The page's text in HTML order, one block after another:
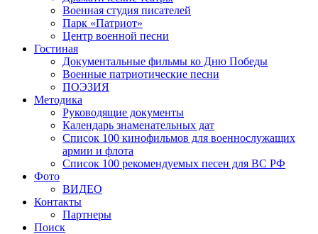
Военная студия писателей
Парк «Патриот»
Центр военной песни
Гостиная
Документальные фильмы ко Дню Победы
Военные патриотические песни
ПОЭЗИЯ
Методика
Руководящие документы
Календарь знаменательных дат
Список 100 кинофильмов для военнослужащих
армии и флота
Список 100 рекомендуемых песен для ВС РФ
Фото
ВИДЕО
Контакты
Партнеры
Поиск